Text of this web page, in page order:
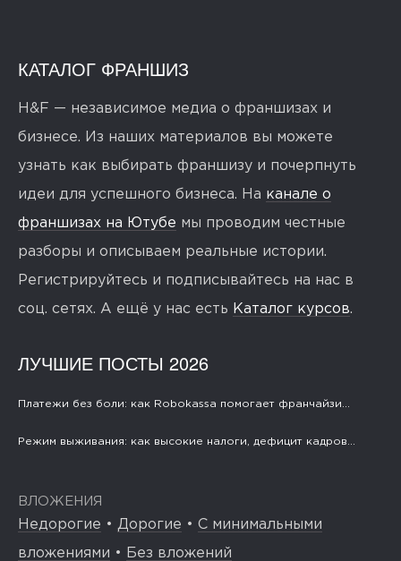
КАТАЛОГ ФРАНШИЗ
H&F — независимое медиа о франшизах и
бизнесе. Из наших материалов вы можете
узнать как выбирать франшизу и почерпнуть
идеи для успешного бизнеса. На канале о
франшизах на Ютубе мы проводим честные
разборы и описываем реальные истории.
Регистрируйтесь и подписывайтесь на нас в
соц. сетях. А ещё у нас есть Каталог курсов.
ЛУЧШИЕ ПОСТЫ 2026
Платежи без боли: как Robokassa помогает франчайзи...
Режим выживания: как высокие налоги, дефицит кадров...
ВЛОЖЕНИЯ
Недорогие • Дорогие • С минимальными
вложениями • Без вложений